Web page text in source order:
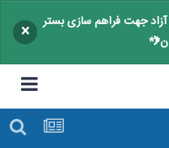
جهت فراهم سازی بستر
×